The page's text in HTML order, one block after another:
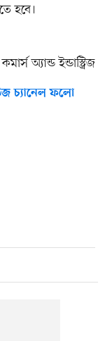
হবে।
অ্যান্ড ইন্ডাস্ট্রিজ
চ্যানেল ফলো